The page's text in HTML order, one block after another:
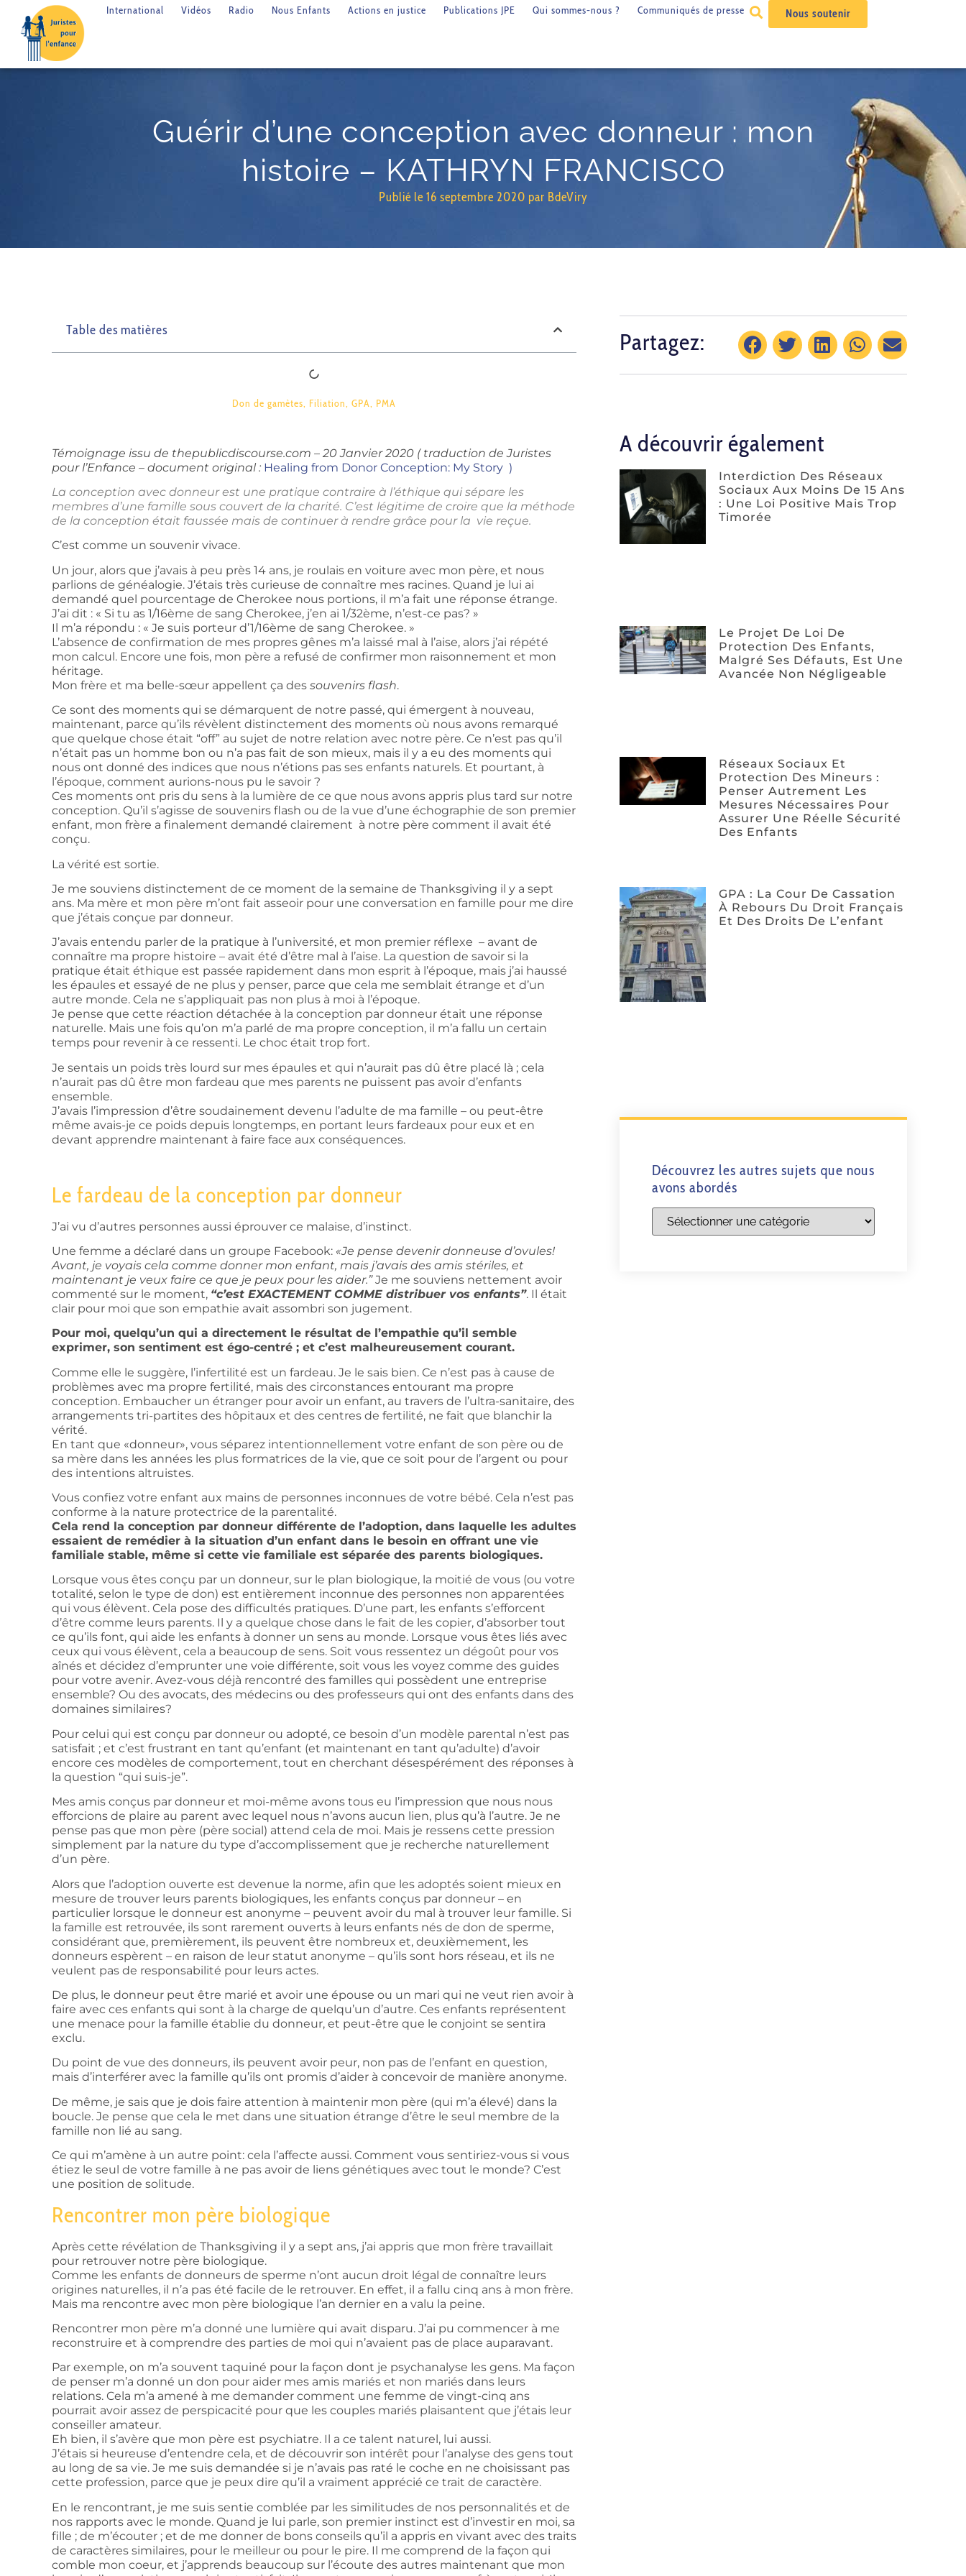
International Vidéos Radio Nous Enfants Actions en justice Publications JPE Qui sommes-nous ? Communiqués de presse Nous soutenir
Guérir d’une conception avec donneur : mon
histoire – KATHRYN FRANCISCO
Publié le 16 septembre 2020 par BdeViry
Table des matières
Don de gamètes, Filiation, GPA, PMA
Témoignage issu de thepublicdiscourse.com – 20 Janvier 2020 ( traduction de Juristes
pour l’Enfance – document original : Healing from Donor Conception: My Story )
La conception avec donneur est une pratique contraire à l’éthique qui sépare les
membres d’une famille sous couvert de la charité. C’est légitime de croire que la méthode
de la conception était faussée mais de continuer à rendre grâce pour la vie reçue.
C’est comme un souvenir vivace.
Un jour, alors que j’avais à peu près 14 ans, je roulais en voiture avec mon père, et nous
parlions de généalogie. J’étais très curieuse de connaître mes racines. Quand je lui ai
demandé quel pourcentage de Cherokee nous portions, il m’a fait une réponse étrange.
J’ai dit : « Si tu as 1/16ème de sang Cherokee, j’en ai 1/32ème, n’est-ce pas? »
Il m’a répondu : « Je suis porteur d’1/16ème de sang Cherokee. »
L’absence de confirmation de mes propres gênes m’a laissé mal à l’aise, alors j’ai répété
mon calcul. Encore une fois, mon père a refusé de confirmer mon raisonnement et mon
héritage.
Mon frère et ma belle-sœur appellent ça des souvenirs flash.
Ce sont des moments qui se démarquent de notre passé, qui émergent à nouveau,
maintenant, parce qu’ils révèlent distinctement des moments où nous avons remarqué
que quelque chose était “off” au sujet de notre relation avec notre père. Ce n’est pas qu’il
n’était pas un homme bon ou n’a pas fait de son mieux, mais il y a eu des moments qui
nous ont donné des indices que nous n’étions pas ses enfants naturels. Et pourtant, à
l’époque, comment aurions-nous pu le savoir ?
Ces moments ont pris du sens à la lumière de ce que nous avons appris plus tard sur notre
conception. Qu’il s’agisse de souvenirs flash ou de la vue d’une échographie de son premier
enfant, mon frère a finalement demandé clairement à notre père comment il avait été
conçu.
La vérité est sortie.
Je me souviens distinctement de ce moment de la semaine de Thanksgiving il y a sept
ans. Ma mère et mon père m’ont fait asseoir pour une conversation en famille pour me dire
que j’étais conçue par donneur.
J’avais entendu parler de la pratique à l’université, et mon premier réflexe – avant de
connaître ma propre histoire – avait été d’être mal à l’aise. La question de savoir si la
pratique était éthique est passée rapidement dans mon esprit à l’époque, mais j’ai haussé
les épaules et essayé de ne plus y penser, parce que cela me semblait étrange et d’un
autre monde. Cela ne s’appliquait pas non plus à moi à l’époque.
Je pense que cette réaction détachée à la conception par donneur était une réponse
naturelle. Mais une fois qu’on m’a parlé de ma propre conception, il m’a fallu un certain
temps pour revenir à ce ressenti. Le choc était trop fort.
Je sentais un poids très lourd sur mes épaules et qui n’aurait pas dû être placé là ; cela
n’aurait pas dû être mon fardeau que mes parents ne puissent pas avoir d’enfants
ensemble.
J’avais l’impression d’être soudainement devenu l’adulte de ma famille – ou peut-être
même avais-je ce poids depuis longtemps, en portant leurs fardeaux pour eux et en
devant apprendre maintenant à faire face aux conséquences.
Le fardeau de la conception par donneur
J’ai vu d’autres personnes aussi éprouver ce malaise, d’instinct.
Une femme a déclaré dans un groupe Facebook: «Je pense devenir donneuse d’ovules!
Avant, je voyais cela comme donner mon enfant, mais j’avais des amis stériles, et
maintenant je veux faire ce que je peux pour les aider.”Je me souviens nettement avoir
commenté sur le moment, “c’est EXACTEMENT COMME distribuer vos enfants”. Il était
clair pour moi que son empathie avait assombri son jugement.
Pour moi, quelqu’un qui a directement le résultat de l’empathie qu’il semble
exprimer, son sentiment est égo-centré ; et c’est malheureusement courant.
Comme elle le suggère, l’infertilité est un fardeau. Je le sais bien. Ce n’est pas à cause de
problèmes avec ma propre fertilité, mais des circonstances entourant ma propre
conception. Embaucher un étranger pour avoir un enfant, au travers de l’ultra-sanitaire, des
arrangements tri-partites des hôpitaux et des centres de fertilité, ne fait que blanchir la
vérité.
En tant que «donneur», vous séparez intentionnellement votre enfant de son père ou de
sa mère dans les années les plus formatrices de la vie, que ce soit pour de l’argent ou pour
des intentions altruistes.
Vous confiez votre enfant aux mains de personnes inconnues de votre bébé. Cela n’est pas
conforme à la nature protectrice de la parentalité.
Cela rend la conception par donneur différente de l’adoption, dans laquelle les adultes
essaient de remédier à la situation d’un enfant dans le besoin en offrant une vie
familiale stable, même si cette vie familiale est séparée des parents biologiques.
Lorsque vous êtes conçu par un donneur, sur le plan biologique, la moitié de vous (ou votre
totalité, selon le type de don) est entièrement inconnue des personnes non apparentées
qui vous élèvent. Cela pose des difficultés pratiques. D’une part, les enfants s’efforcent
d’être comme leurs parents. Il y a quelque chose dans le fait de les copier, d’absorber tout
ce qu’ils font, qui aide les enfants à donner un sens au monde. Lorsque vous êtes liés avec
ceux qui vous élèvent, cela a beaucoup de sens. Soit vous ressentez un dégoût pour vos
aînés et décidez d’emprunter une voie différente, soit vous les voyez comme des guides
pour votre avenir. Avez-vous déjà rencontré des familles qui possèdent une entreprise
ensemble? Ou des avocats, des médecins ou des professeurs qui ont des enfants dans des
domaines similaires?
Pour celui qui est conçu par donneur ou adopté, ce besoin d’un modèle parental n’est pas
satisfait ; et c’est frustrant en tant qu’enfant (et maintenant en tant qu’adulte) d’avoir
encore ces modèles de comportement, tout en cherchant désespérément des réponses à
la question “qui suis-je”.
Mes amis conçus par donneur et moi-même avons tous eu l’impression que nous nous
efforcions de plaire au parent avec lequel nous n’avons aucun lien, plus qu’à l’autre. Je ne
pense pas que mon père (père social) attend cela de moi. Mais je ressens cette pression
simplement par la nature du type d’accomplissement que je recherche naturellement
d’un père.
Alors que l’adoption ouverte est devenue la norme, afin que les adoptés soient mieux en
mesure de trouver leurs parents biologiques, les enfants conçus par donneur – en
particulier lorsque le donneur est anonyme – peuvent avoir du mal à trouver leur famille. Si
la famille est retrouvée, ils sont rarement ouverts à leurs enfants nés de don de sperme,
considérant que, premièrement, ils peuvent être nombreux et, deuxièmement, les
donneurs espèrent – en raison de leur statut anonyme – qu’ils sont hors réseau, et ils ne
veulent pas de responsabilité pour leurs actes.
De plus, le donneur peut être marié et avoir une épouse ou un mari qui ne veut rien avoir à
faire avec ces enfants qui sont à la charge de quelqu’un d’autre. Ces enfants représentent
une menace pour la famille établie du donneur, et peut-être que le conjoint se sentira
exclu.
Du point de vue des donneurs, ils peuvent avoir peur, non pas de l’enfant en question,
mais d’interférer avec la famille qu’ils ont promis d’aider à concevoir de manière anonyme.
De même, je sais que je dois faire attention à maintenir mon père (qui m’a élevé) dans la
boucle. Je pense que cela le met dans une situation étrange d’être le seul membre de la
famille non lié au sang.
Ce qui m’amène à un autre point: cela l’affecte aussi. Comment vous sentiriez-vous si vous
étiez le seul de votre famille à ne pas avoir de liens génétiques avec tout le monde? C’est
une position de solitude.
Rencontrer mon père biologique
Après cette révélation de Thanksgiving il y a sept ans, j’ai appris que mon frère travaillait
pour retrouver notre père biologique.
Comme les enfants de donneurs de sperme n’ont aucun droit légal de connaître leurs
origines naturelles, il n’a pas été facile de le retrouver. En effet, il a fallu cinq ans à mon frère.
Mais ma rencontre avec mon père biologique l’an dernier en a valu la peine.
Rencontrer mon père m’a donné une lumière qui avait disparu. J’ai pu commencer à me
reconstruire et à comprendre des parties de moi qui n’avaient pas de place auparavant.
Par exemple, on m’a souvent taquiné pour la façon dont je psychanalyse les gens. Ma façon
de penser m’a donné un don pour aider mes amis mariés et non mariés dans leurs
relations. Cela m’a amené à me demander comment une femme de vingt-cinq ans
pourrait avoir assez de perspicacité pour que les couples mariés plaisantent que j’étais leur
conseiller amateur.
Eh bien, il s’avère que mon père est psychiatre. Il a ce talent naturel, lui aussi.
J’étais si heureuse d’entendre cela, et de découvrir son intérêt pour l’analyse des gens tout
au long de sa vie. Je me suis demandée si je n’avais pas raté le coche en ne choisissant pas
cette profession, parce que je peux dire qu’il a vraiment apprécié ce trait de caractère.
En le rencontrant, je me suis sentie comblée par les similitudes de nos personnalités et de
nos rapports avec le monde. Quand je lui parle, son premier instinct est d’investir en moi, sa
fille ; de m’écouter ; et de me donner de bons conseils qu’il a appris en vivant avec des traits
de caractères similaires, pour le meilleur ou pour le pire. Il me comprend de la façon qui
comble mon coeur, et j’apprends beaucoup sur l’écoute des autres maintenant que mon
Partagez:
A découvrir également
Interdiction Des Réseaux
Sociaux Aux Moins De 15 Ans
: Une Loi Positive Mais Trop
Timorée
Le Projet De Loi De
Protection Des Enfants,
Malgré Ses Défauts, Est Une
Avancée Non Négligeable
Réseaux Sociaux Et
Protection Des Mineurs :
Penser Autrement Les
Mesures Nécessaires Pour
Assurer Une Réelle Sécurité
Des Enfants
GPA : La Cour De Cassation
À Rebours Du Droit Français
Et Des Droits De L’enfant
Découvrez les autres sujets que nous
avons abordés